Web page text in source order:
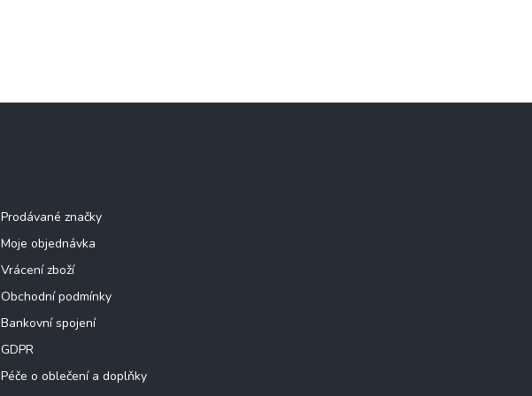
Prodávané značky
Moje objednávka
Vrácení zboží
Obchodní podmínky
Bankovní spojení
GDPR
Péče o oblečení a doplňky